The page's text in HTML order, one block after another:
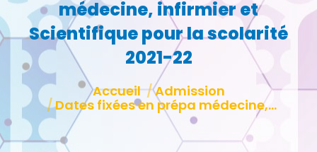
médecine, infirmier et
Scientifique pour la scolarité
2021-22
Vous êtes ici :
Accueil
Admission
Dates fixées en prépa médecine,…